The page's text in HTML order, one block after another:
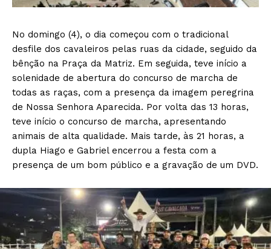
No domingo (4), o dia começou com o tradicional
desfile dos cavaleiros pelas ruas da cidade, seguido da
bênção na Praça da Matriz. Em seguida, teve início a
solenidade de abertura do concurso de marcha de
todas as raças, com a presença da imagem peregrina
de Nossa Senhora Aparecida. Por volta das 13 horas,
teve início o concurso de marcha, apresentando
animais de alta qualidade. Mais tarde, às 21 horas, a
dupla Hiago e Gabriel encerrou a festa com a
presença de um bom público e a gravação de um DVD.